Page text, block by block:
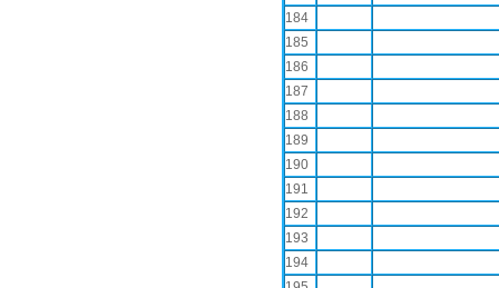
184
185
186
187
188
189
190
191
192
193
194